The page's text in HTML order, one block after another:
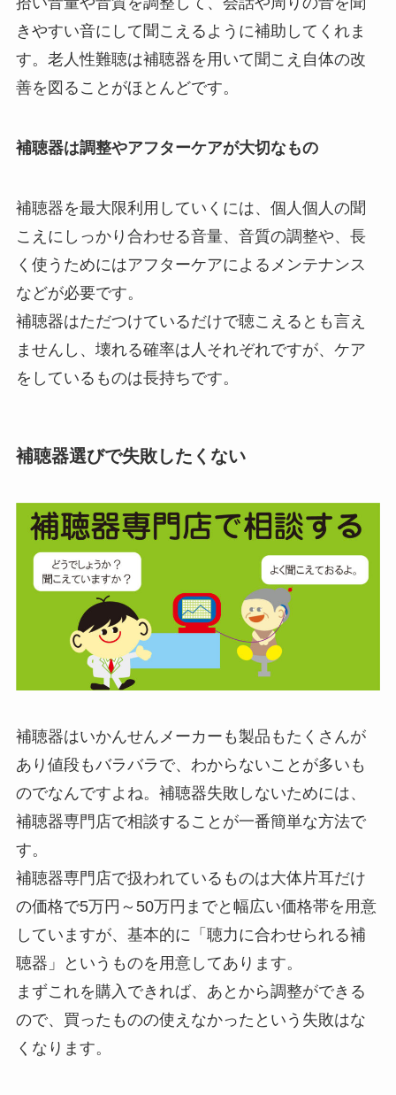
きやすい音にして聞こえるように補助してくれま
す。老人性難聴は補聴器を用いて聞こえ自体の改
善を図ることがほとんどです。
補聴器は調整やアフターケアが大切なもの
補聴器を最大限利用していくには、個人個人の聞
こえにしっかり合わせる音量、音質の調整や、長
く使うためにはアフターケアによるメンテナンス
などが必要です。
補聴器はただつけているだけで聴こえるとも言え
ませんし、壊れる確率は人それぞれですが、ケア
をしているものは長持ちです。
補聴器選びで失敗したくない
補聴器はいかんせんメーカーも製品もたくさんが
あり値段もバラバラで、わからないことが多いも
のでなんですよね。補聴器失敗しないためには、
補聴器専門店で相談することが一番簡単な方法で
す。
補聴器専門店で扱われているものは大体片耳だけ
の価格で5万円～50万円までと幅広い価格帯を用意
していますが、基本的に「聴力に合わせられる補
聴器」というものを用意してあります。
まずこれを購入できれば、あとから調整ができる
ので、買ったものの使えなかったという失敗はな
くなります。